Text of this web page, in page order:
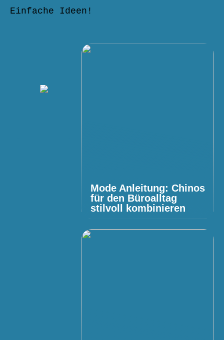
Einfache Ideen!
Mode Anleitung: Chinos
für den Büroalltag
stilvoll kombinieren